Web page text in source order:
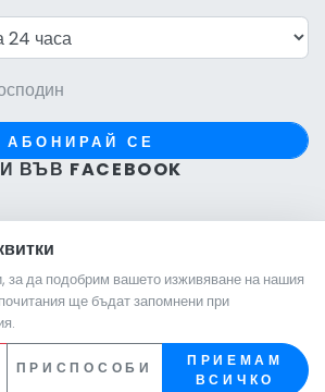
АБОНИРАЙ СЕ
ВЪВ FACEBOOK
s.r.o. Всички права запазени.
за да подобрим вашето изживяване на нашия
ще бъдат запомнени при
ПРИСПОСОБИ
ПРИЕМАМ
ВСИЧКО